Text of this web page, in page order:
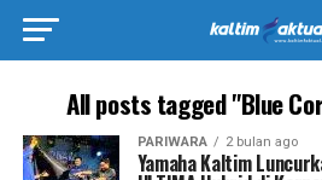
All posts tagged "Blue
PARIWARA 2 bulan ago
Yamaha Kaltim